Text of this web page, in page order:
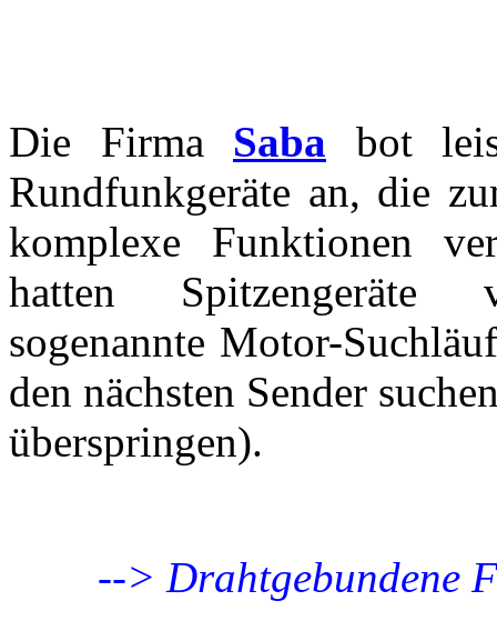
Die Firma Saba bot
Rundfunkgeräte an, die
komplexe Funktionen
hatten Spitzengeräte
sogenannte Motor-
den nächsten Sender
überspringen).
--> Drahtgebundene